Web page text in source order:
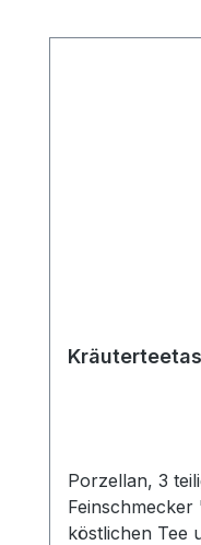
Porzellan, 3 teilig mit
köstlichen Tee